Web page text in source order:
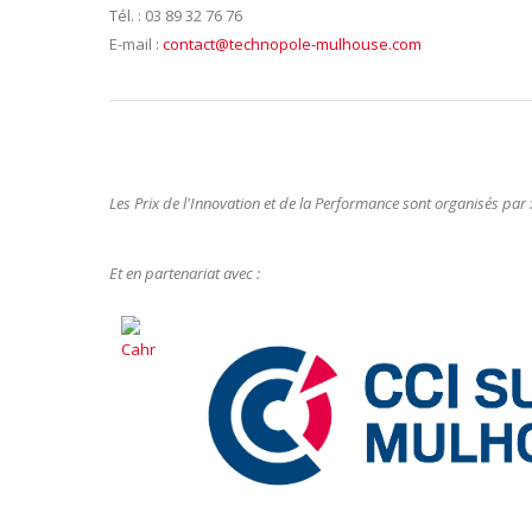
Tél. : 03 89 32 76 76
E-mail : contact@technopole-mulhouse.com
Les Prix de l'Innovation et de la Performance sont organisés par :
Et en partenariat avec :